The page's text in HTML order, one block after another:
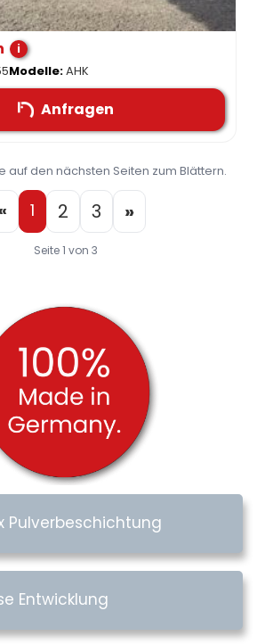
i
Modelle:AHK
Anfragen
auf den nächsten Seiten zum Blättern.
« 1 2 3 »
Seite 1 von 3
Pulverbeschichtung
Entwicklung